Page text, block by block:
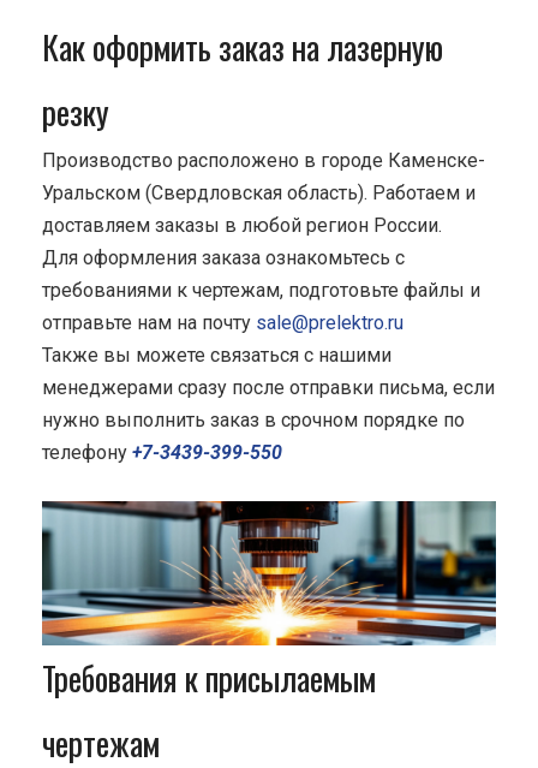
Как оформить заказ на лазерную
резку
Производство расположено в городе Каменске-
Уральском (Свердловская область). Работаем и
доставляем заказы в любой регион России.
Для оформления заказа ознакомьтесь с
требованиями к чертежам, подготовьте файлы и
отправьте нам на почту sale@prelektro.ru
Также вы можете связаться с нашими
менеджерами сразу после отправки письма, если
нужно выполнить заказ в срочном порядке по
телефону +7-3439-399-550
Требования к присылаемым
чертежам